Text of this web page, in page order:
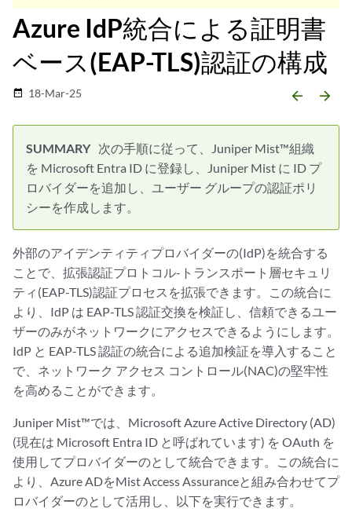
Azure IdP統合による証明書
ベース(EAP-TLS)認証の構成
date_range 18-Mar-25 arrow_backward arrow_forward
次の手順に従って、Juniper Mist™組織
を Microsoft Entra ID に登録し、Juniper Mist に ID プ
ロバイダーを追加し、ユーザー グループの認証ポリ
シーを作成します。
外部のアイデンティティプロバイダーの(IdP)を統合する
ことで、拡張認証プロトコル-トランスポート層セキュリ
ティ(EAP-TLS)認証プロセスを拡張できます。この統合に
より、IdP は EAP-TLS 認証交換を検証し、信頼できるユー
ザーのみがネットワークにアクセスできるようにします。
IdP と EAP-TLS 認証の統合による追加検証を導入すること
で、ネットワーク アクセス コントロール(NAC)の堅牢性
を高めることができます。
Juniper Mist™では、Microsoft Azure Active Directory (AD)
(現在は Microsoft Entra ID と呼ばれています) を OAuth を
使用してプロバイダーのとして統合できます。この統合に
より、Azure ADをMist Access Assuranceと組み合わせてプ
ロバイダーのとして活用し、以下を実行できます。